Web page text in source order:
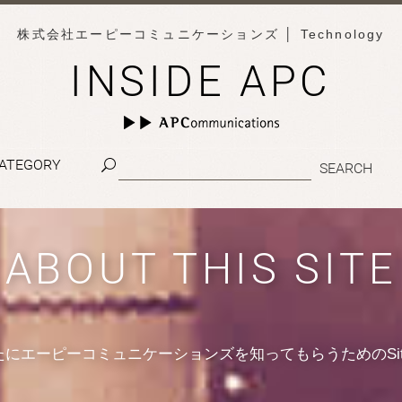
株式会社エーピーコミュニケーションズ │ Technology
INSIDE APC
ABOUT THIS SITE
にエーピーコミュニケーションズを知ってもらうための